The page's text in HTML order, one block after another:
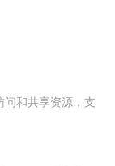
问和共享资源，支